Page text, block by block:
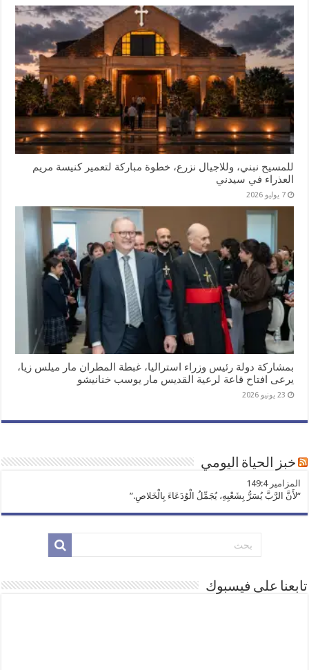
للمسيح نبني، وللاجيال نزرع، خطوة مباركة لتعمير كنيسة مريم
العذراء في سيدني
7 يوليو 2026
بمشاركة دولة رئيس وزراء استراليا، غبطة المطران مار ميلس زيا،
يرعى افتاح قاعة لرعية القديس مار يوسب خنانيشو
23 يونيو 2026
خبز الحياة اليومي
ﺍﻟﻤﺰﺍﻣﻴﺮ 149:4
“لأَنَّ الرَّبَّ يُسَرُّ بِشَعْبِهِ، يُجَمِّلُ الْوُدَعَاءَ بِالْخَلاصِ.”
تابعنا على فيسبوك